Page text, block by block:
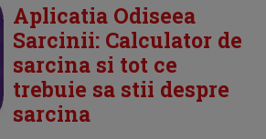
Aplicatia Odiseea
Sarcinii: Calculator de
sarcina si tot ce
trebuie sa stii despre
sarcina